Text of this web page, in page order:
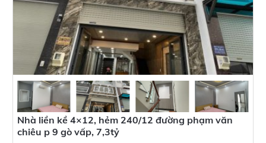
Nhà liền kề 4×12, hẻm 240/12 đường phạm văn
chiêu p 9 gò vấp, 7,3tỷ